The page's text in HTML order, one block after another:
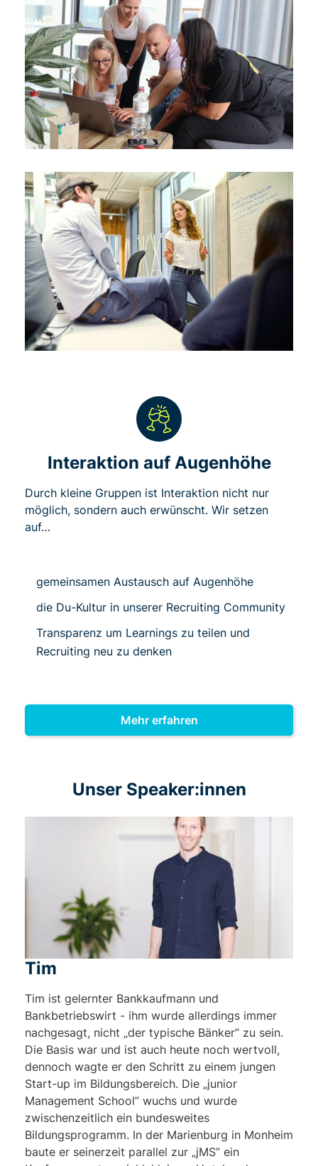
Interaktion auf Augenhöhe
Durch kleine Gruppen ist Interaktion nicht nur
möglich, sondern auch erwünscht. Wir setzen
auf…
gemeinsamen Austausch auf Augenhöhe
die Du-Kultur in unserer Recruiting Community
Transparenz um Learnings zu teilen und
Recruiting neu zu denken
Mehr erfahren
Unser Speaker:innen
Tim
Tim ist gelernter Bankkaufmann und
Bankbetriebswirt - ihm wurde allerdings immer
nachgesagt, nicht „der typische Bänker” zu sein.
Die Basis war und ist auch heute noch wertvoll,
dennoch wagte er den Schritt zu einem jungen
Start-up im Bildungsbereich. Die „junior
Management School” wuchs und wurde
zwischenzeitlich ein bundesweites
Bildungsprogramm. In der Marienburg in Monheim
baute er seinerzeit parallel zur „jMS” ein